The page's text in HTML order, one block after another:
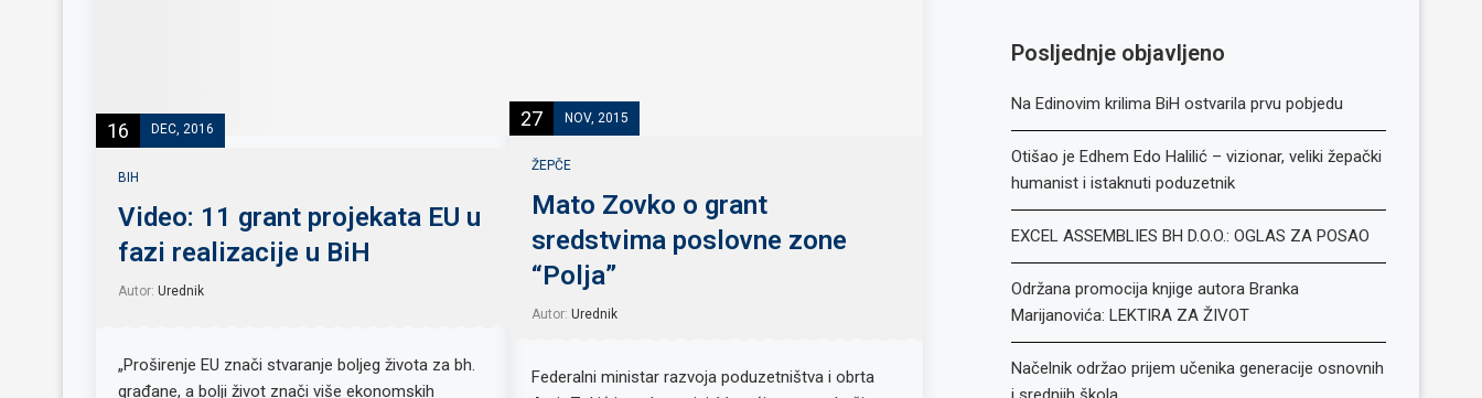
16 DEC, 2016
BIH
Video: 11 grant projekata EU u
fazi realizacije u BiH
Autor: Urednik
„Proširenje EU znači stvaranje boljeg života za bh.
građane, a bolji život znači više ekonomskih
27 NOV, 2015
ŽEPČE
Mato Zovko o grant
sredstvima poslovne zone
“Polja”
Autor: Urednik
Federalni ministar razvoja poduzetništva i obrta
Posljednje objavljeno
Na Edinovim krilima BiH ostvarila prvu pobjedu
Otišao je Edhem Edo Halilić – vizionar, veliki žepački
humanist i istaknuti poduzetnik
EXCEL ASSEMBLIES BH D.O.O.: OGLAS ZA POSAO
Održana promocija knjige autora Branka
Marijanovića: LEKTIRA ZA ŽIVOT
Načelnik održao prijem učenika generacije osnovnih